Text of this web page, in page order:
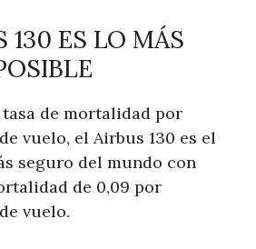
130 ES LO MÁS
de mortalidad por
vuelo, el Airbus 130 es el
seguro del mundo con
de 0,09 por
vuelo.